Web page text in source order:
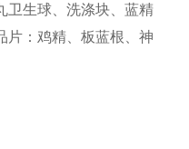
卫生球、洗涤块、蓝精
片：鸡精、板蓝根、神